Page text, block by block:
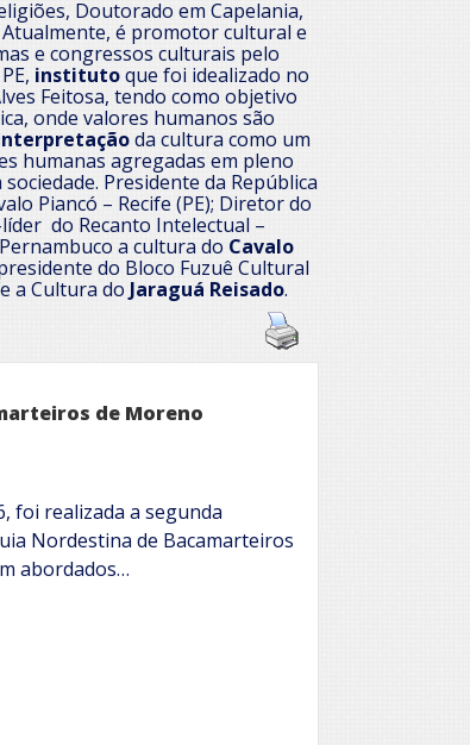
Doutorado em Capelania,
é promotor cultural e
e congressos culturais pelo
institutoque foi idealizado no
Feitosa, tendo como objetivo
onde valores humanos são
da cultura como um
humanas agregadas em pleno
Presidente da República
Piancó – Recife (PE); Diretor do
do Recanto Intelectual –
a cultura do Cavalo
do Bloco Fuzuê Cultural
a Cultura do Jaraguá Reisado.
de Moreno
foi realizada a segunda
Nordestina de Bacamarteiros
abordados…